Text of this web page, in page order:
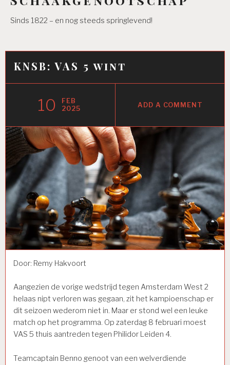
Sinds 1822 – en nog steeds springlevend!
KNSB: VAS 5 wint
10
FEB
2025
ADD A COMMENT
Door: Remy Hakvoort
Aangezien de vorige wedstrijd tegen Amsterdam West 2
helaas nipt verloren was gegaan, zit het kampioenschap er
dit seizoen wederom niet in. Maar er stond wel een leuke
match op het programma. Op zaterdag 8 februari moest
VAS 5 thuis aantreden tegen Philidor Leiden 4.
Teamcaptain Benno genoot van een welverdiende